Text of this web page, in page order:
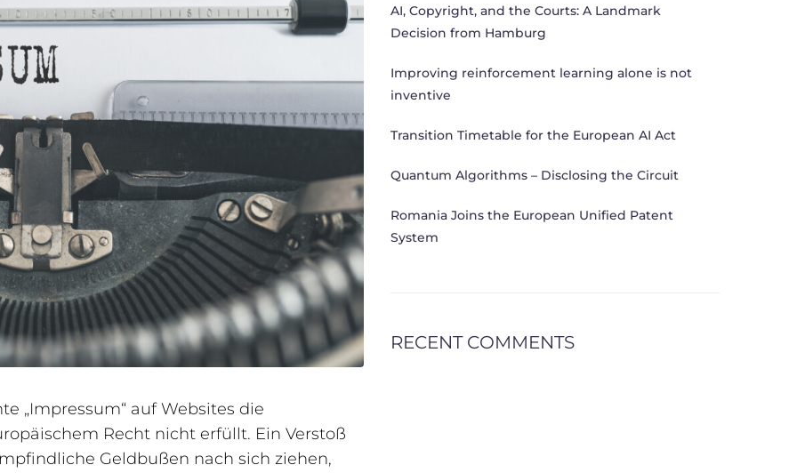
„Impressum“ auf Websites die
Recht nicht erfüllt. Ein Verstoß
Geldbußen nach sich ziehen,
AI, Copyright, and the Courts: A Landmark
Decision from Hamburg
Improving reinforcement learning alone is not
inventive
Transition Timetable for the European AI Act
Quantum Algorithms – Disclosing the Circuit
Romania Joins the European Unified Patent
System
RECENT COMMENTS